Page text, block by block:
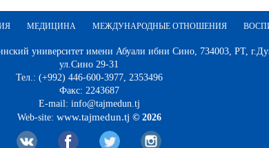
МЕДИЦИНА МЕЖДУНАРОДНЫЕ ОТНОШЕНИЯ
университет имени Абуали ибни Сино, 734003, РТ,
ул.Сино 29-31
Тел.: (+992) 446-600-3977, 2353496
Факс: 2243687
E-mail: info@tajmedun.tj
Web-site: www.tajmedun.tj © 2026